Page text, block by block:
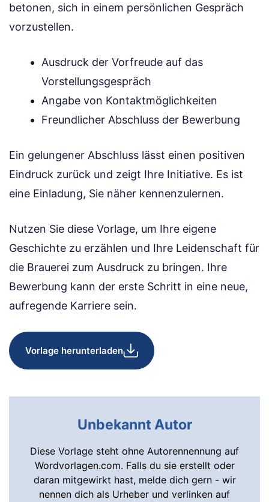
betonen, sich in einem persönlichen Gespräch
vorzustellen.
Ausdruck der Vorfreude auf das
Vorstellungsgespräch
Angabe von Kontaktmöglichkeiten
Freundlicher Abschluss der Bewerbung
Ein gelungener Abschluss lässt einen positiven
Eindruck zurück und zeigt Ihre Initiative. Es ist
eine Einladung, Sie näher kennenzulernen.
Nutzen Sie diese Vorlage, um Ihre eigene
Geschichte zu erzählen und Ihre Leidenschaft für
die Brauerei zum Ausdruck zu bringen. Ihre
Bewerbung kann der erste Schritt in eine neue,
aufregende Karriere sein.
Vorlage herunterladen
Unbekannt Autor
Diese Vorlage steht ohne Autorennennung auf
Wordvorlagen.com. Falls du sie erstellt oder
daran mitgewirkt hast, melde dich gern - wir
nennen dich als Urheber und verlinken auf